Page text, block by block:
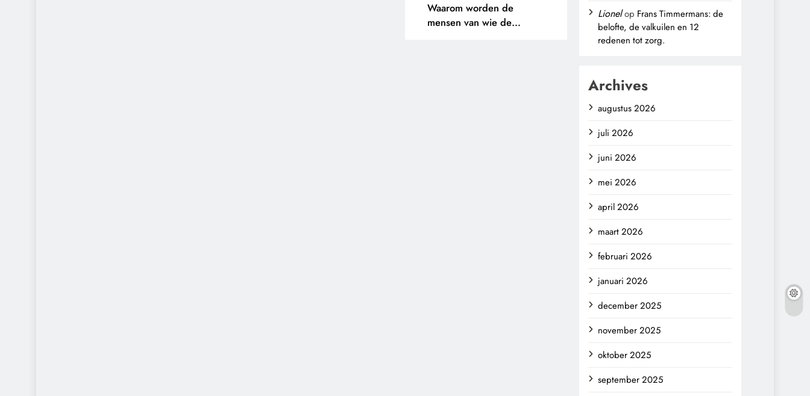
Waarom worden de
mensen van wie de
Lionelop Frans Timmermans: de
belofte, de valkuilen en 12
redenen tot zorg.
Archives
augustus 2026
juli 2026
juni 2026
mei 2026
april 2026
maart 2026
februari 2026
januari 2026
december 2025
november 2025
oktober 2025
september 2025